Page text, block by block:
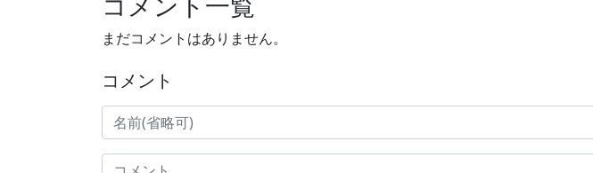
まだコメントはありません。
コメント